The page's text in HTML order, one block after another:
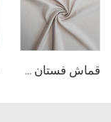
قماش فستان منسوج مزدوج من مادة TR